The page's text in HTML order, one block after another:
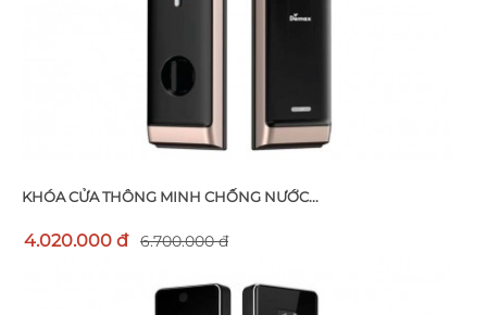
KHÓA CỬA THÔNG MINH CHỐNG NƯỚC...
4.020.000 đ 6.700.000 đ